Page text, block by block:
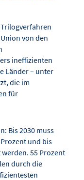
von den
ineffizienten
Länder – unter
die im
für
Bis 2030 muss
und bis
55 Prozent
durch die